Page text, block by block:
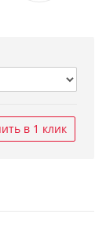
в 1 клик